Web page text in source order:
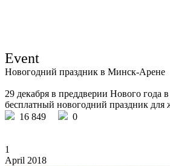
Event
Новогодний праздник в Минск-Арене
29 декабря в преддверии Нового года
бесплатный новогодний праздник для
16 849
0
1
April 2018